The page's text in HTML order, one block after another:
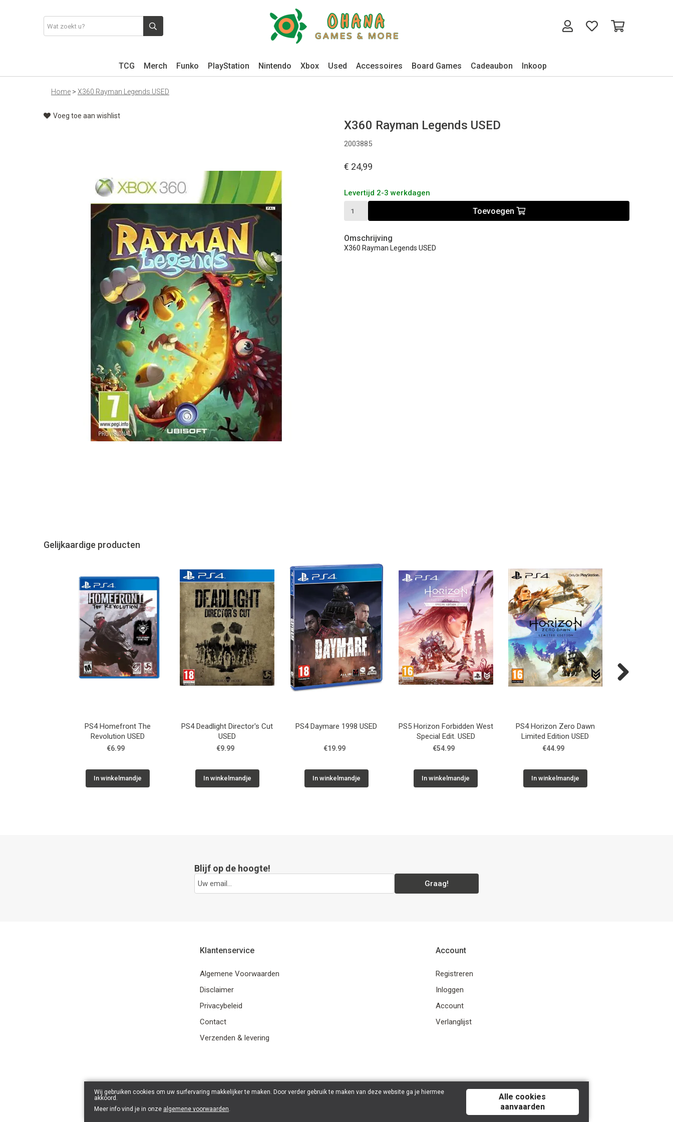
TCG Merch Funko PlayStation Nintendo Xbox Used Accessoires Board Games Cadeaubon Inkoop
Home > X360 Rayman Legends USED
Voeg toe aan wishlist
X360 Rayman Legends USED
2003885
€ 24,99
Levertijd 2-3 werkdagen
Toevoegen
Omschrijving
X360 Rayman Legends USED
Gelijkaardige producten
PS4 Homefront The
Revolution USED
€6.99
In winkelmandje
PS4 Deadlight Director's Cut
USED
€9.99
In winkelmandje
PS4 Daymare 1998 USED
€19.99
In winkelmandje
PS5 Horizon Forbidden West
Special Edit. USED
€54.99
In winkelmandje
PS4 Horizon Zero Dawn
Limited Edition USED
€44.99
In winkelmandje
Blijf op de hoogte!
Graag!
Klantenservice
Algemene Voorwaarden
Disclaimer
Privacybeleid
Contact
Verzenden & levering
Account
Registreren
Inloggen
Account
Verlanglijst
Wij gebruiken cookies om uw surfervaring makkelijker te maken. Door verder gebruik te maken van deze website ga je hiermee
akkoord.
Meer info vind je in onze algemene voorwaarden.
Alle cookies
aanvaarden